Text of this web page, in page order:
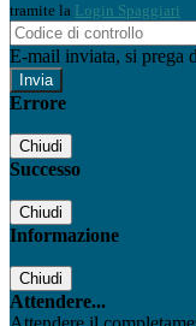
tramite la Login Spaggiari
E-mail inviata, si prega
Errore
Chiudi
Successo
Chiudi
Informazione
Chiudi
Attendere...